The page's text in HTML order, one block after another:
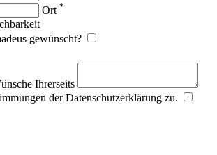
Ort *
gewünscht?
Ihrerseits
der Datenschutzerklärung zu.